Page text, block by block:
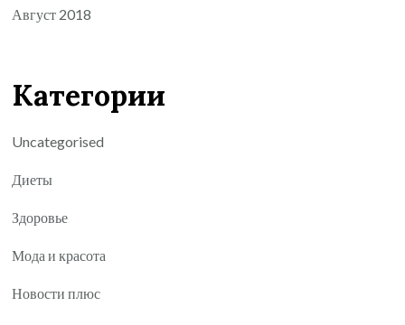
Август 2018
Категории
Uncategorised
Диеты
Здоровье
Мода и красота
Новости плюс